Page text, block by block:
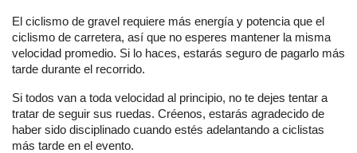
El ciclismo de gravel requiere más energía y potencia que el
ciclismo de carretera, así que no esperes mantener la misma
velocidad promedio. Si lo haces, estarás seguro de pagarlo más
tarde durante el recorrido.
Si todos van a toda velocidad al principio, no te dejes tentar a
tratar de seguir sus ruedas. Créenos, estarás agradecido de
haber sido disciplinado cuando estés adelantando a ciclistas
más tarde en el evento.